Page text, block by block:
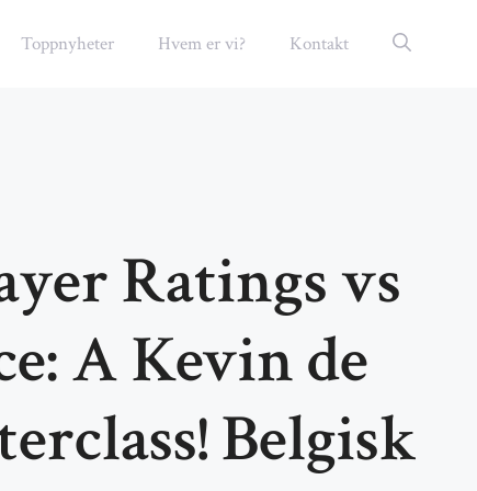
Toppnyheter Hvem er vi? Kontakt
Ratings vs
A Kevin de
Belgisk